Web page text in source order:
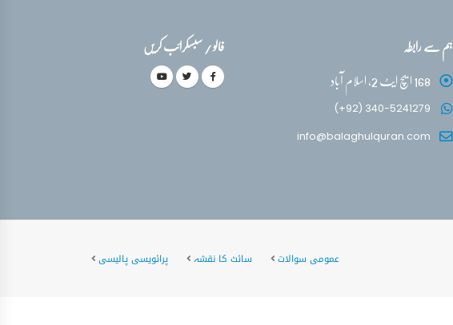
ہم سے رابطہ
168 ایچ ایٹ 2، اسلام آباد
(+92) 340-5241279
info@balaghulquran.com
فالو / سبسکرائب کریں
عمومی سوالات سائٹ کا نقشہ پرائویسی پالیسی